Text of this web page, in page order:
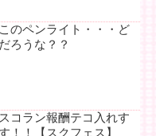
のペンライト・・・ど
ろうな？？
コラン報酬テコ入れす
！！【スクフェス】